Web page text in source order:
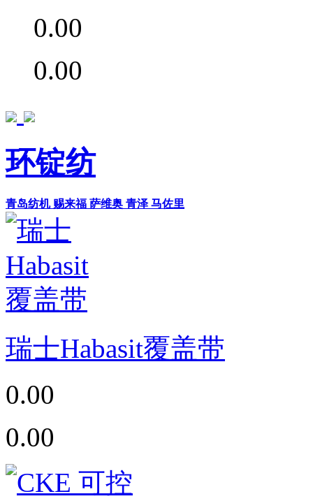
0.00
0.00
环锭纺
青岛纺机 赐来福 萨维奥 青泽 马佐里
瑞士Habasit覆盖带
0.00
0.00